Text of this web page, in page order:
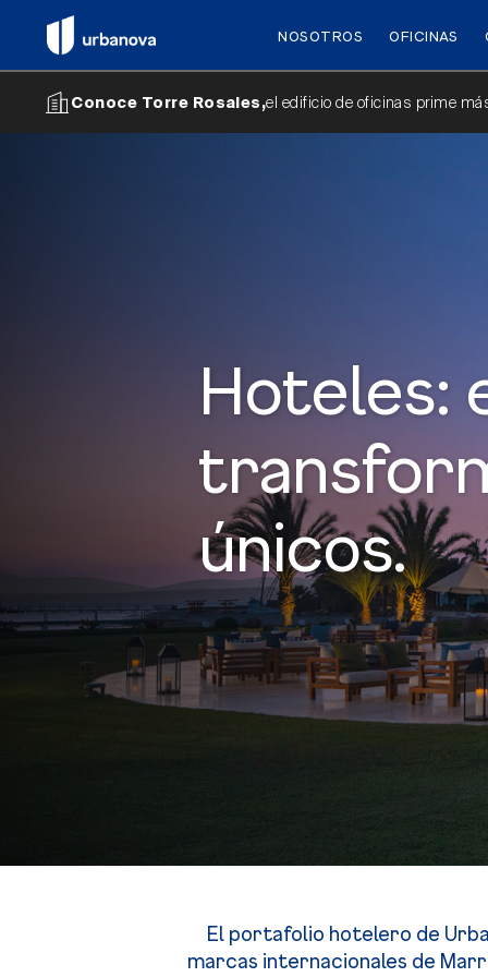
NOSOTROS OFICINAS
Conoce Torre Rosales,el edificio de oficinas prime
Hoteles:
únicos.
El portafolio hotelero de
marcas internacionales de